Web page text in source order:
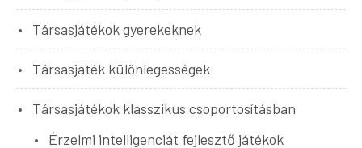
Társasjátékok gyerekeknek
Társasjáték különlegességek
Társasjátékok klasszikus csoportosításban
Érzelmi intelligenciát fejlesztő játékok